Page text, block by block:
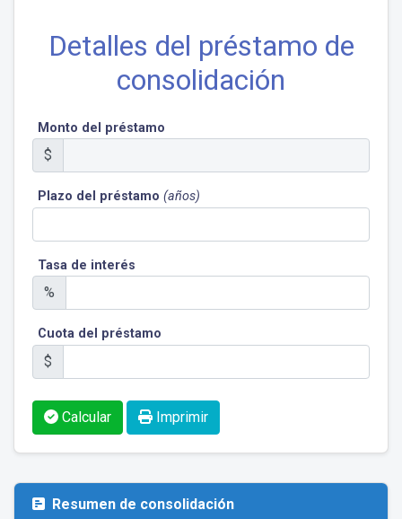
Detalles del préstamo de
consolidación
Monto del préstamo
$
Plazo del préstamo (años)
Tasa de interés
%
Cuota del préstamo
$
Calcular Imprimir
Resumen de consolidación